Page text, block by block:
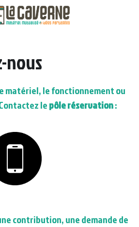
nous
matériel, le fonctionnement ou
le pôle réservation :
contribution, une demande de